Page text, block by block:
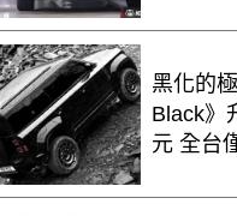
黑化的
Black》
元 全台